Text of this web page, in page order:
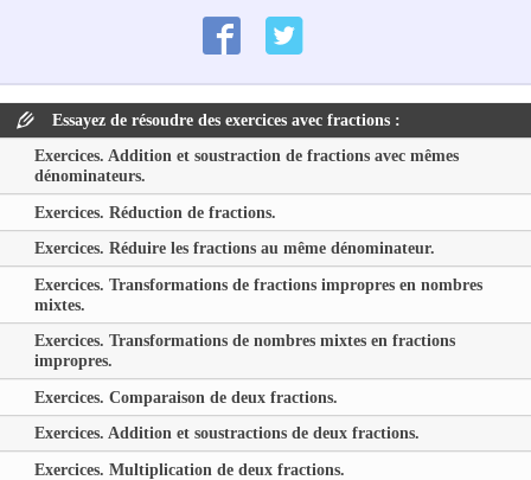
Essayez de résoudre des exercices avec fractions :
Exercices. Addition et soustraction de fractions avec mêmes
dénominateurs.
Exercices. Réduction de fractions.
Exercices. Réduire les fractions au même dénominateur.
Exercices. Transformations de fractions impropres en nombres
mixtes.
Exercices. Transformations de nombres mixtes en fractions
impropres.
Exercices. Comparaison de deux fractions.
Exercices. Addition et soustractions de deux fractions.
Exercices. Multiplication de deux fractions.